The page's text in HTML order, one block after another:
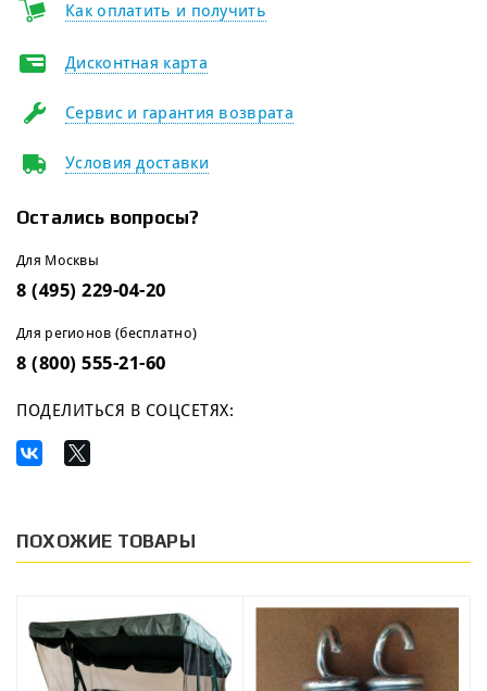
Как оплатить и получить
Дисконтная карта
Сервис и гарантия возврата
Условия доставки
Остались вопросы?
Для Москвы
8 (495) 229-04-20
Для регионов (бесплатно)
8 (800) 555-21-60
ПОДЕЛИТЬСЯ В СОЦСЕТЯХ:
ПОХОЖИЕ ТОВАРЫ